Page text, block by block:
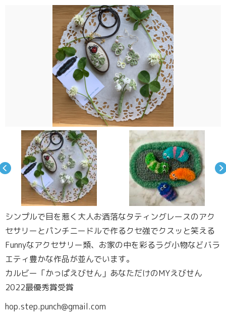
シンプルで目を惹く大人お洒落なタティングレースのアク
セサリーとパンチニードルで作るクセ強でクスッと笑える
Funnyなアクセサリー類、お家の中を彩るラグ小物などバラ
エティ豊かな作品が並んでいます。
カルビー「かっぱえびせん」あなただけのMYえびせん
2022最優秀賞受賞
hop.step.punch@gmail.com